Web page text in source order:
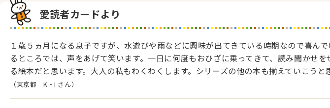
愛読者カードより
１歳５ヵ月になる息子ですが、水遊びや雨などに興味が出てきている時期なので喜ん
るところでは、声をあげて笑います。一日に何度もおひざに乗ってきて、読み聞かせ
る絵本だと思います。大人の私もわくわくします。シリーズの他の本も揃えていこうと
（東京都 K・I さん）